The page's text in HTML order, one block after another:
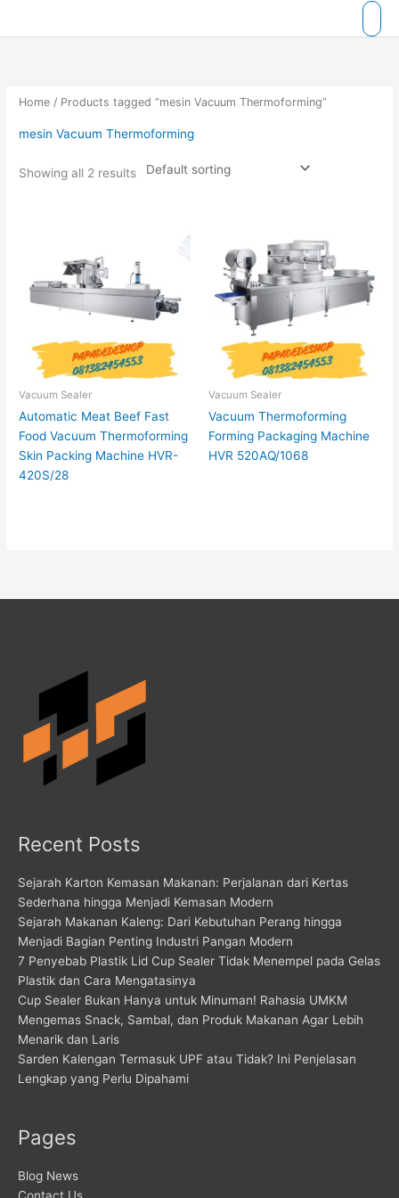
Home / Products tagged “mesin Vacuum Thermoforming”
mesin Vacuum Thermoforming
Showing all 2 results
Vacuum Sealer
Automatic Meat Beef Fast
Food Vacuum Thermoforming
Skin Packing Machine HVR-
420S/28
Vacuum Sealer
Vacuum Thermoforming
Forming Packaging Machine
HVR 520AQ/1068
Recent Posts
Sejarah Karton Kemasan Makanan: Perjalanan dari Kertas
Sederhana hingga Menjadi Kemasan Modern
Sejarah Makanan Kaleng: Dari Kebutuhan Perang hingga
Menjadi Bagian Penting Industri Pangan Modern
7 Penyebab Plastik Lid Cup Sealer Tidak Menempel pada Gelas
Plastik dan Cara Mengatasinya
Cup Sealer Bukan Hanya untuk Minuman! Rahasia UMKM
Mengemas Snack, Sambal, dan Produk Makanan Agar Lebih
Menarik dan Laris
Sarden Kalengan Termasuk UPF atau Tidak? Ini Penjelasan
Lengkap yang Perlu Dipahami
Pages
Blog News
Contact Us